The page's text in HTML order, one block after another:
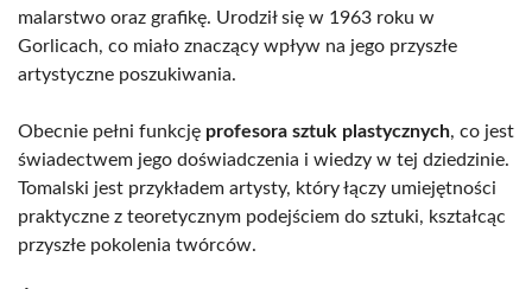
malarstwo oraz grafikę. Urodził się w 1963 roku w
Gorlicach, co miało znaczący wpływ na jego przyszłe
artystyczne poszukiwania.
Obecnie pełni funkcję profesora sztuk plastycznych, co jest
świadectwem jego doświadczenia i wiedzy w tej dziedzinie.
Tomalski jest przykładem artysty, który łączy umiejętności
praktyczne z teoretycznym podejściem do sztuki, kształcąc
przyszłe pokolenia twórców.